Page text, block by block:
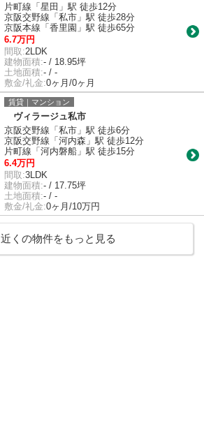
片町線「星田」駅 徒歩12分
京阪交野線「私市」駅 徒歩28分
京阪本線「香里園」駅 徒歩65分
6.7万円
間取:2LDK
建物面積:- / 18.95坪
土地面積:- / -
敷金/礼金:0ヶ月/0ヶ月
賃貸｜マンション
ヴィラージュ私市
京阪交野線「私市」駅 徒歩6分
京阪交野線「河内森」駅 徒歩12分
片町線「河内磐船」駅 徒歩15分
6.4万円
間取:3LDK
建物面積:- / 17.75坪
土地面積:- / -
敷金/礼金:0ヶ月/10万円
近くの物件をもっと見る